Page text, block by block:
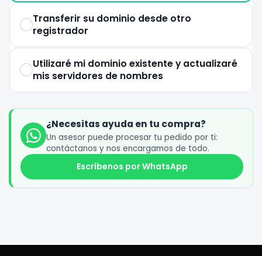
Transferir su dominio desde otro
registrador
Utilizaré mi dominio existente y actualizaré
mis servidores de nombres
¿Necesitas ayuda en tu compra?
Un asesor puede procesar tu pedido por ti:
contáctanos y nos encargamos de todo.
Escríbenos por WhatsApp